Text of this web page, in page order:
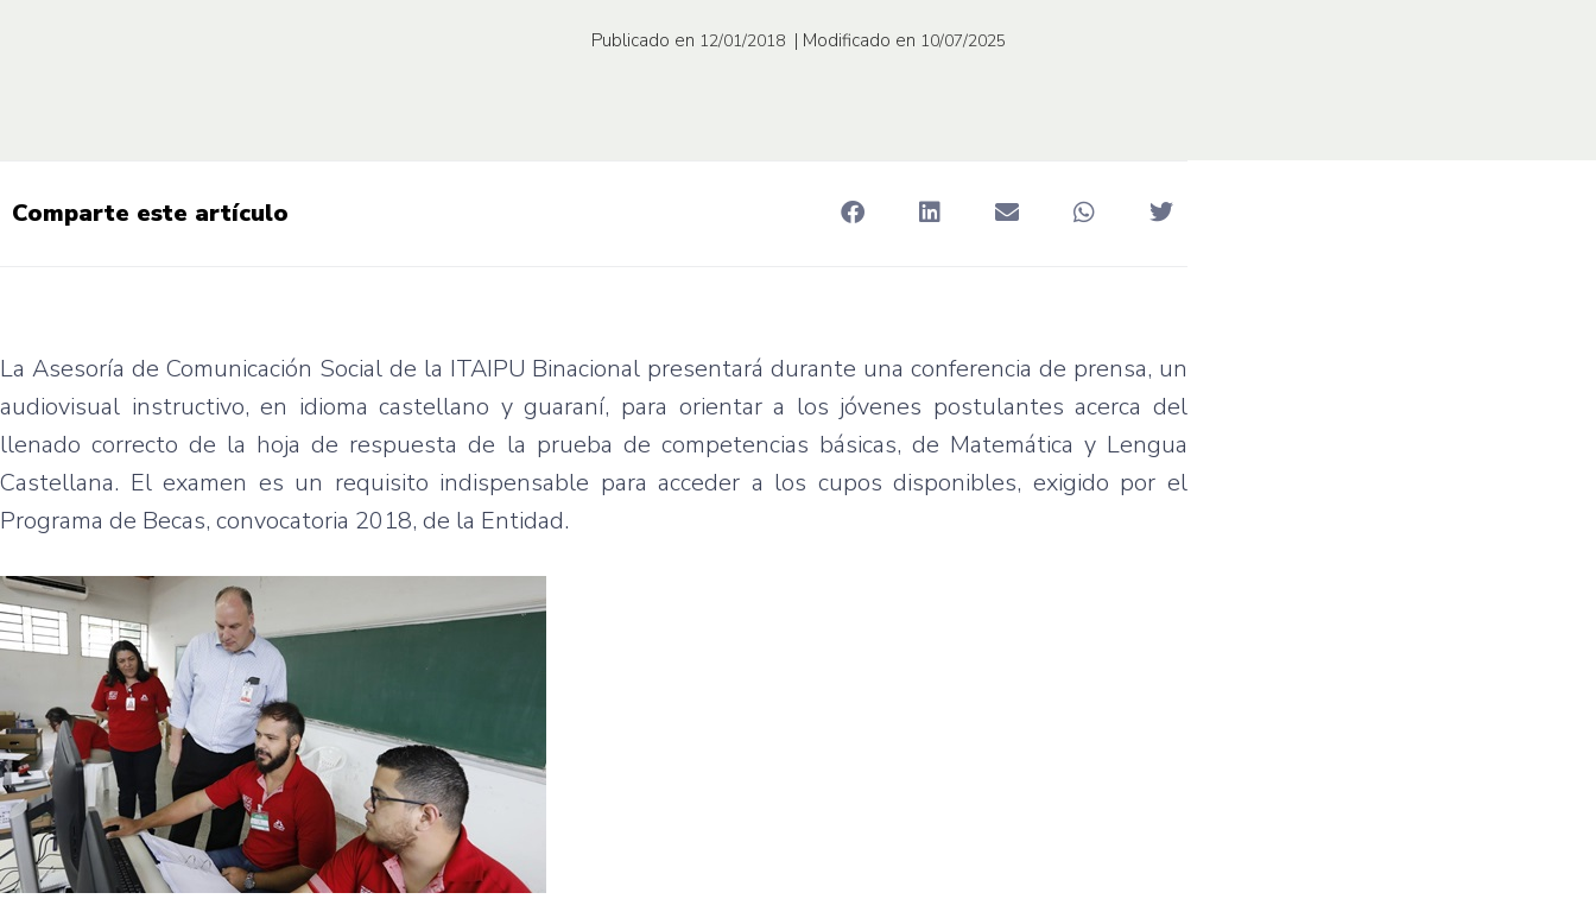
Publicado en 12/01/2018 | Modificado en 10/07/2025
Comparte este artículo
La Asesoría de Comunicación Social de la ITAIPU Binacional presentará durante una conferencia de prensa, un
audiovisual instructivo, en idioma castellano y guaraní, para orientar a los jóvenes postulantes acerca del
llenado correcto de la hoja de respuesta de la prueba de competencias básicas, de Matemática y Lengua
Castellana. El examen es un requisito indispensable para acceder a los cupos disponibles, exigido por el
Programa de Becas, convocatoria 2018, de la Entidad.